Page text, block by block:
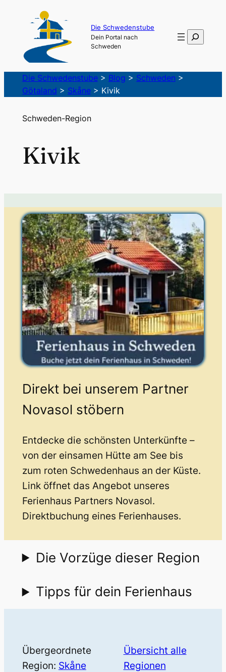
Die Schwedenstube
Dein Portal nach
Schweden
Suchen
Die Schwedenstube> Blog > Schweden >
Götaland > Skåne> Kivik
Schweden-Region
Kivik
Direkt bei unserem Partner
Novasol stöbern
Entdecke die schönsten Unterkünfte –
von der einsamen Hütte am See bis
zum roten Schwedenhaus an der Küste.
Link öffnet das Angebot unseres
Ferienhaus Partners Novasol.
Direktbuchung eines Ferienhauses.
Die Vorzüge dieser Region
Tipps für dein Ferienhaus
Übergeordnete
Region: Skåne
Übersicht alle
Regionen